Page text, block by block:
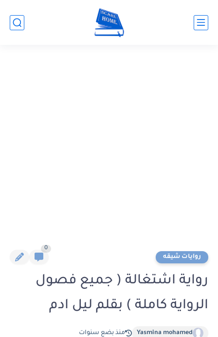
روايات شيقه
0
رواية اشتغالة ( جميع فصول
الرواية كاملة ) بقلم ليل ادم
Yasmina mohamed منذ بضع سنوات